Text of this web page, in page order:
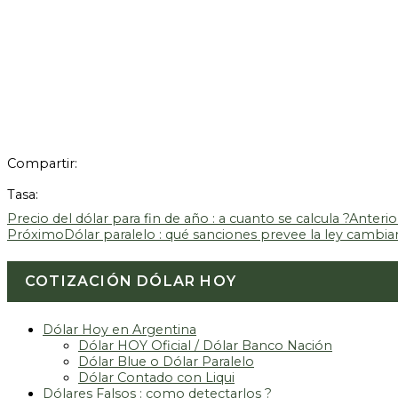
Compartir:
Tasa:
Precio del dólar para fin de año : a cuanto se calcula ?
PróximoDólar paralelo : qué sanciones prevee la ley
COTIZACIÓN DÓLAR HOY
Dólar Hoy en Argentina
Dólar HOY Oficial / Dólar Banco Nación
Dólar Blue o Dólar Paralelo
Dólar Contado con Liqui
Dólares Falsos : como detectarlos ?